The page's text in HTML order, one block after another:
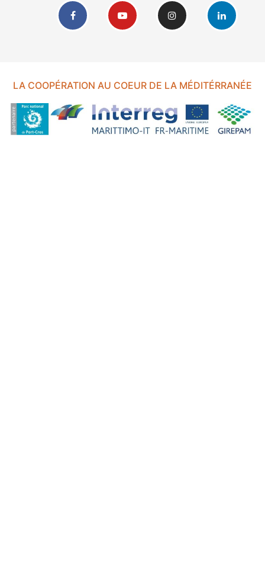
LA COOPÉRATION AU COEUR DE LA MÉDITÉRRANÉE